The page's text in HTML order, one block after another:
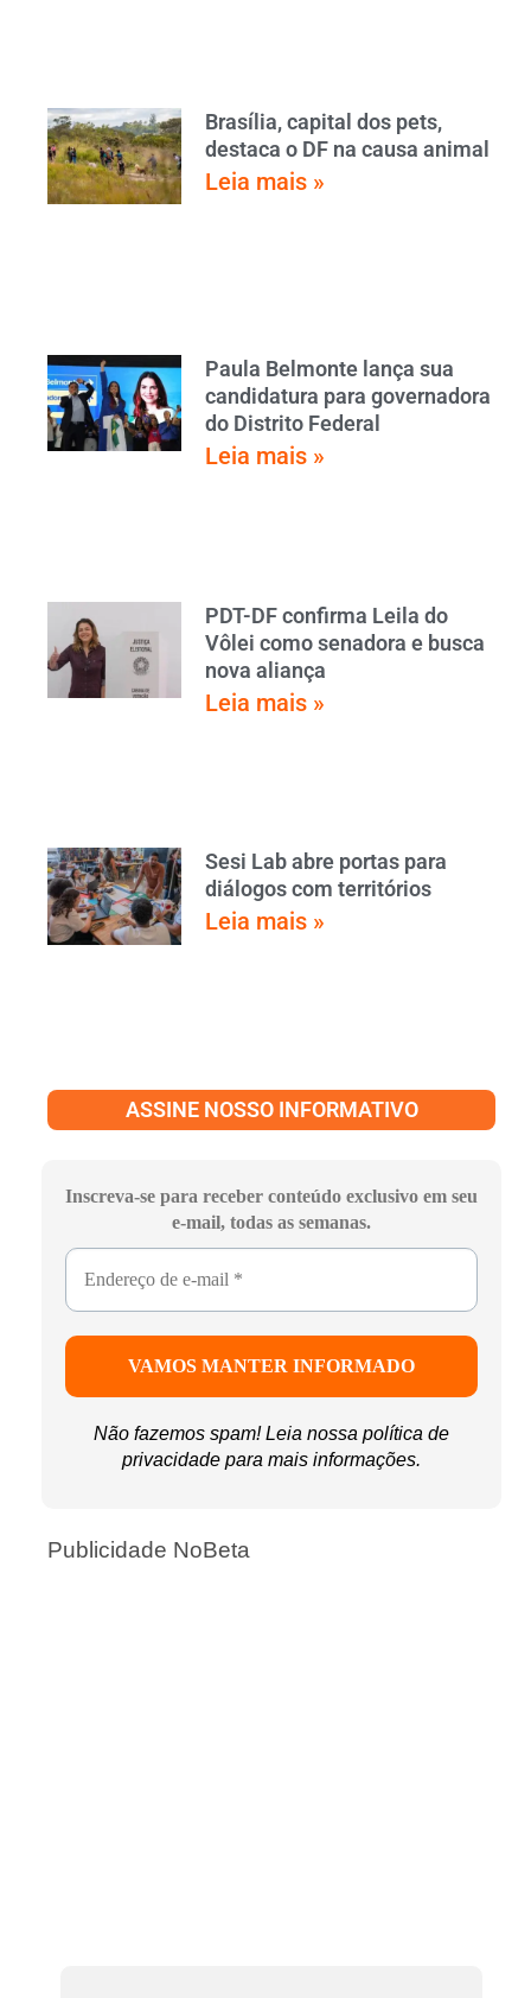
Brasília, capital dos pets,
destaca o DF na causa animal
Leia mais »
Paula Belmonte lança sua
candidatura para governadora
do Distrito Federal
Leia mais »
PDT-DF confirma Leila do
Vôlei como senadora e busca
nova aliança
Leia mais »
Sesi Lab abre portas para
diálogos com territórios
Leia mais »
ASSINE NOSSO INFORMATIVO
Inscreva-se para receber conteúdo exclusivo em seu
e-mail, todas as semanas.
Não fazemos spam! Leia nossa política de
privacidade para mais informações.
Publicidade NoBeta